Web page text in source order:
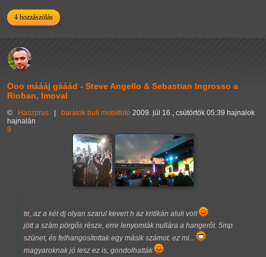
4 hozzászólás
Ooo máááj gááád - Steve Angello & Sebastian Ingrosso a
Rioban, Imoval
© Haszprus barátok buli mobilfotó 2009. júl 16., csütörtök 05:39 hajnalok
hajnalán
9
te, az a két dj olyan szarul kevert h az kritikán aluli volt
jött a szám pörgős része, erre lenyomták nullára a hangerőt. 5mp
szünet, és felhangosítottak egy másik számot. ez mi...
magyaroknak jó lesz ez is, gondolhatták